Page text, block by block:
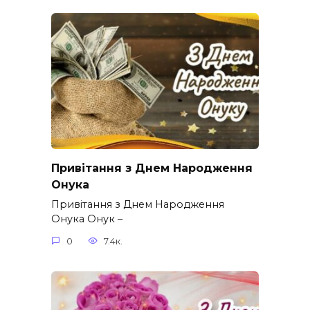
Привітання з Днем Народження
Онука
Привітання з Днем Народження
Онука Онук –
0 7.4к.